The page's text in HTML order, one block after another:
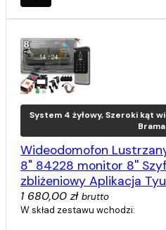
System 4 żyłowy, Szeroki kąt
Brama
Wideodomofon
8" 84228 monitor 8''
zbliżeniowy Aplikacja
1 680,00 zł brutto
W skład zestawu wchodzi: